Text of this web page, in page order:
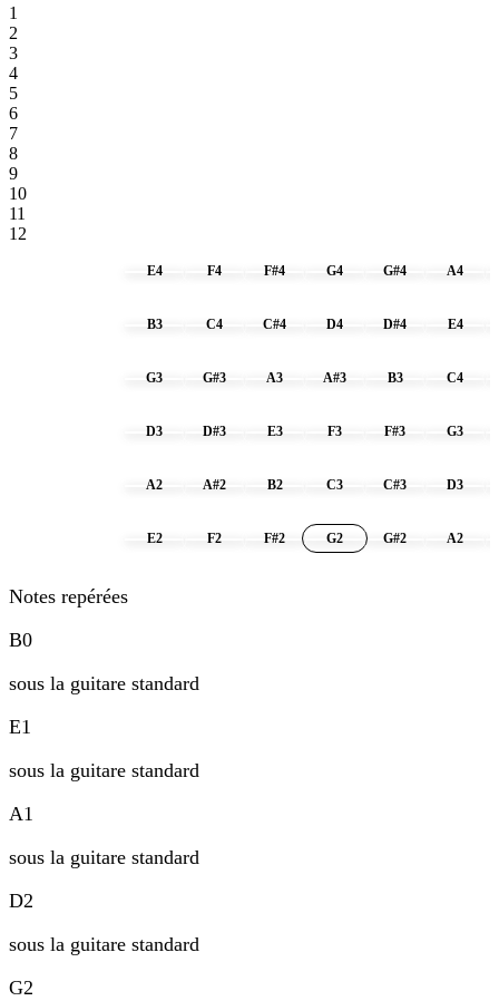
1
2
3
4
5
6
7
8
9
10
11
12
E4 F4 F#4 G4 G#4 A4
B3 C4 C#4 D4 D#4 E4
G3 G#3 A3 A#3 B3 C4
D3 D#3 E3 F3 F#3 G3
A2 A#2 B2 C3 C#3 D3
E2 F2 F#2 G2 G#2 A2
Notes repérées
B0
sous la guitare standard
E1
sous la guitare standard
A1
sous la guitare standard
D2
sous la guitare standard
G2